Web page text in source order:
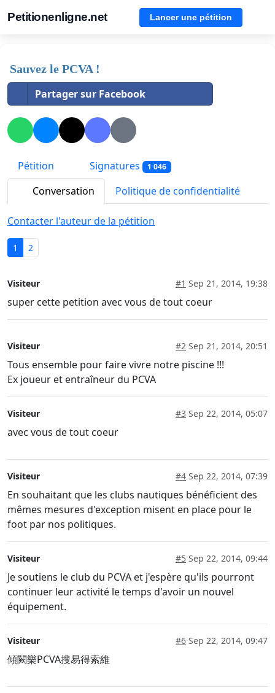
Petitionenligne.net Lancer une pétition
Sauvez le PCVA !
Partager sur Facebook
Pétition Signatures 1 046
Conversation Politique de confidentialité
Contacter l'auteur de la pétition
1 2
Visiteur #1 Sep 21, 2014, 19:38
super cette petition avec vous de tout coeur
Visiteur #2 Sep 21, 2014, 20:51
Tous ensemble pour faire vivre notre piscine !!!
Ex joueur et entraîneur du PCVA
Visiteur #3 Sep 22, 2014, 05:07
avec vous de tout coeur
Visiteur #4 Sep 22, 2014, 07:39
En souhaitant que les clubs nautiques bénéficient des
mêmes mesures d'exception misent en place pour le
foot par nos politiques.
Visiteur #5 Sep 22, 2014, 09:44
Je soutiens le club du PCVA et j'espère qu'ils pourront
continuer leur activité le temps d'avoir un nouvel
équipement.
Visiteur #6 Sep 22, 2014, 09:47
傾闕樂PCVA搜易得索維